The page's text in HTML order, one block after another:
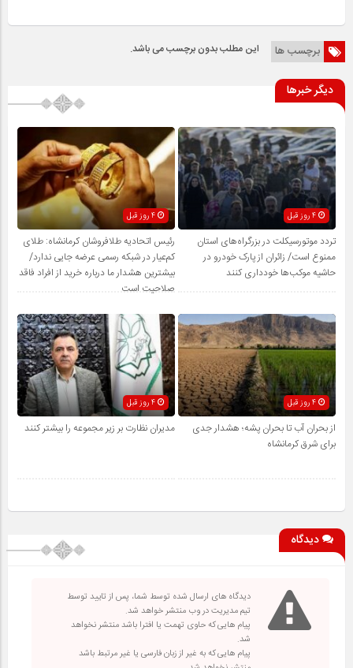
برچسب ها این مطلب بدون برچسب می باشد.
دیگر خبرها
4 روز قبل
تردد موتورسیکلت در بزرگراه‌های استان
ممنوع است/ زائران از پارک خودرو در
حاشیه موکب‌ها خودداری کنند
رئیس اتحادیه طلافروشان کرمانشاه: طلای
کم‌عیار در شبکه رسمی عرضه جایی ندارد/
بیشترین هشدار ما درباره خرید از افراد فاقد
صلاحیت است
4 روز قبل
از بحران آب تا بحران پشه؛ هشدار جدی
برای شرق کرمانشاه
مدیران نظارت بر زیر مجموعه را بیشتر کنند
دیدگاه
دیدگاه های ارسال شده توسط شما، پس از تایید توسط
تیم مدیریت در وب منتشر خواهد شد.
پیام هایی که حاوی تهمت یا افترا باشد منتشر نخواهد
شد.
پیام هایی که به غیر از زبان فارسی یا غیر مرتبط باشد